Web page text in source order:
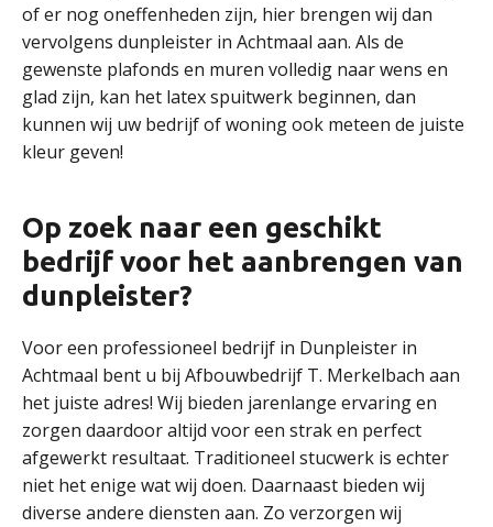
of er nog oneffenheden zijn, hier brengen wij dan
vervolgens dunpleister in Achtmaal aan. Als de
gewenste plafonds en muren volledig naar wens en
glad zijn, kan het latex spuitwerk beginnen, dan
kunnen wij uw bedrijf of woning ook meteen de juiste
kleur geven!
Op zoek naar een geschikt
bedrijf voor het aanbrengen van
dunpleister?
Voor een professioneel bedrijf in Dunpleister in
Achtmaal bent u bij Afbouwbedrijf T. Merkelbach aan
het juiste adres! Wij bieden jarenlange ervaring en
zorgen daardoor altijd voor een strak en perfect
afgewerkt resultaat. Traditioneel stucwerk is echter
niet het enige wat wij doen. Daarnaast bieden wij
diverse andere diensten aan. Zo verzorgen wij